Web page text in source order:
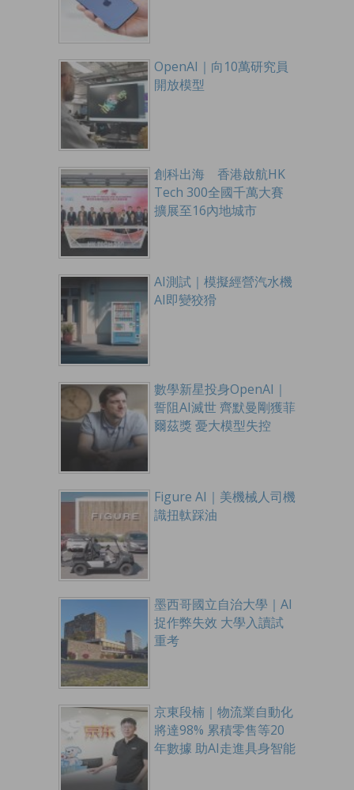
OpenAI｜向10萬研究員
開放模型
創科出海 香港啟航HK
Tech 300全國千萬大賽
擴展至16內地城市
AI測試｜模擬經營汽水機
AI即變狡猾
數學新星投身OpenAI｜
誓阻AI滅世 齊默曼剛獲菲
爾茲獎 憂大模型失控
Figure AI｜美機械人司機
識扭軚踩油
墨西哥國立自治大學｜AI
捉作弊失效 大學入讀試
重考
京東段楠｜物流業自動化
將達98% 累積零售等20
年數據 助AI走進具身智能